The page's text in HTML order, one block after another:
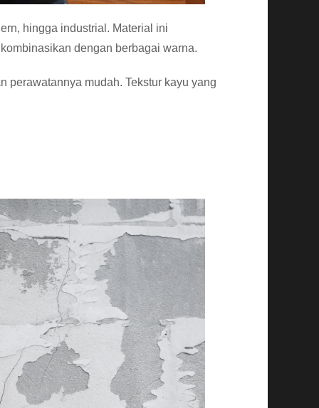
hingga industrial. Material ini
dengan berbagai warna.
perawatannya mudah. Tekstur kayu yang